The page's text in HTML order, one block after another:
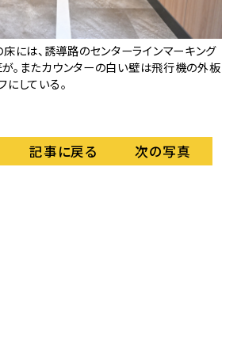
には、誘導路のセンターラインマーキング
。またカウンターの白い壁は飛行機の外板
にしている。
記事に戻る 次の写真